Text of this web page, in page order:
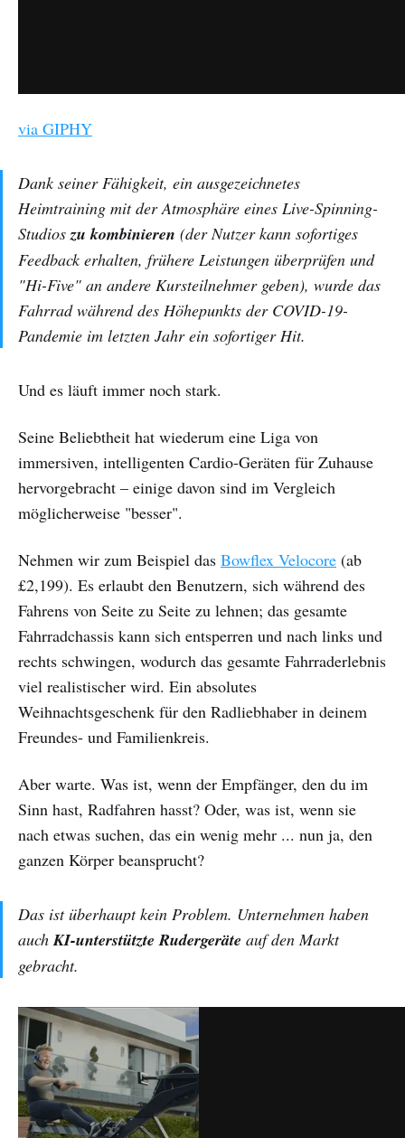
via GIPHY
Dank seiner Fähigkeit, ein ausgezeichnetes
Heimtraining mit der Atmosphäre eines Live-Spinning-
Studios zu kombinieren (der Nutzer kann sofortiges
Feedback erhalten, frühere Leistungen überprüfen und
"Hi-Five" an andere Kursteilnehmer geben), wurde das
Fahrrad während des Höhepunkts der COVID-19-
Pandemie im letzten Jahr ein sofortiger Hit.
Und es läuft immer noch stark.
Seine Beliebtheit hat wiederum eine Liga von
immersiven, intelligenten Cardio-Geräten für Zuhause
hervorgebracht – einige davon sind im Vergleich
möglicherweise "besser".
Nehmen wir zum Beispiel das Bowflex Velocore (ab
£2,199). Es erlaubt den Benutzern, sich während des
Fahrens von Seite zu Seite zu lehnen; das gesamte
Fahrradchassis kann sich entsperren und nach links und
rechts schwingen, wodurch das gesamte Fahrraderlebnis
viel realistischer wird. Ein absolutes
Weihnachtsgeschenk für den Radliebhaber in deinem
Freundes- und Familienkreis.
Aber warte. Was ist, wenn der Empfänger, den du im
Sinn hast, Radfahren hasst? Oder, was ist, wenn sie
nach etwas suchen, das ein wenig mehr ... nun ja, den
ganzen Körper beansprucht?
Das ist überhaupt kein Problem. Unternehmen haben
auch KI-unterstützte Rudergeräte auf den Markt
gebracht.